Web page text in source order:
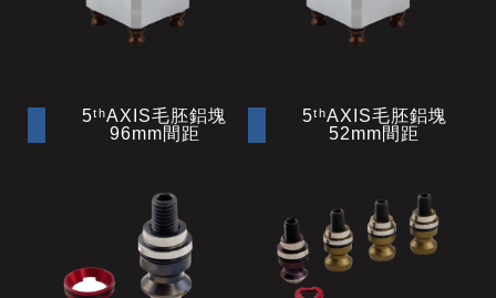
5ᵗʰAXIS毛胚鋁塊
96mm間距
5ᵗʰAXIS毛胚鋁塊
52mm間距